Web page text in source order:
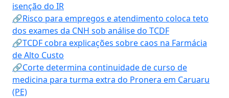
isenção do IR
🔗Risco para empregos e atendimento coloca teto
dos exames da CNH sob análise do TCDF
🔗TCDF cobra explicações sobre caos na Farmácia
de Alto Custo
🔗Corte determina continuidade de curso de
medicina para turma extra do Pronera em Caruaru
(PE)